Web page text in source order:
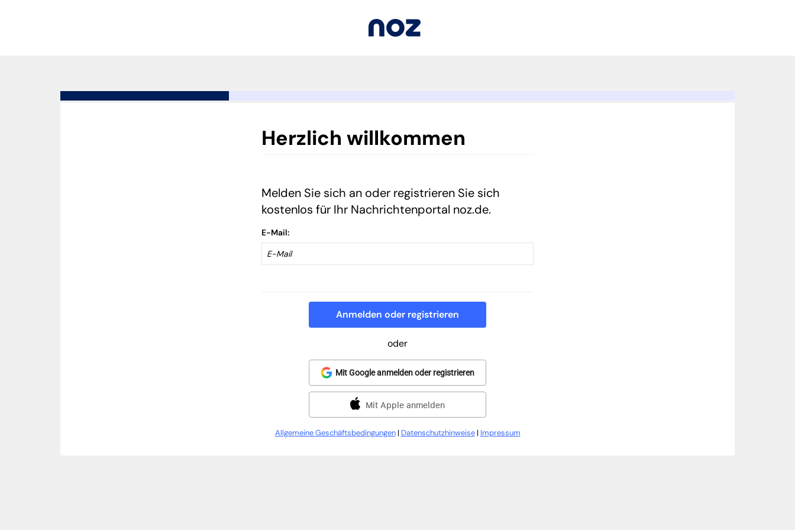
Herzlich willkommen
Melden Sie sich an oder registrieren Sie sich
kostenlos für Ihr Nachrichtenportal noz.de.
E-Mail
Anmelden oder registrieren
oder
Mit Google anmelden oder registrieren
Mit Apple anmelden
Allgemeine Geschäftsbedingungen| Datenschutzhinweise| Impressum